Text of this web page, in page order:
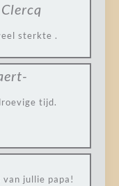
sterkte .
tijd.
jullie papa!